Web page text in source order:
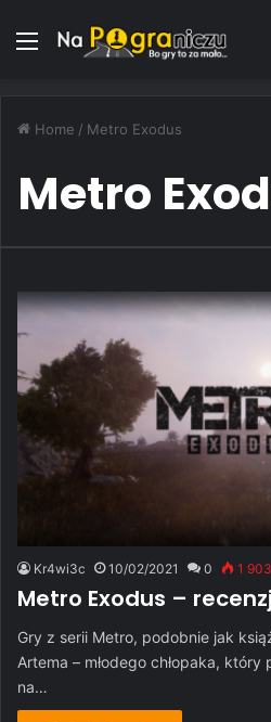
Menu
Home / Metro Exodus
Metro
Kr4wi3c 10/02/2021 0 1 903
Metro Exodus –
Gry z serii Metro, podobnie jak
Artema – młodego chłopaka,
na…